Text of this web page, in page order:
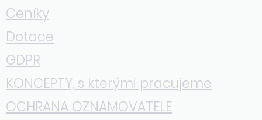
Ceníky
Dotace
GDPR
KONCEPTY, s kterými pracujeme
OCHRANA OZNAMOVATELE